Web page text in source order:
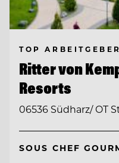
TOP ARBEITGEBER
Ritter von
Resorts
06536 Südharz/ OT
SOUS CHEF